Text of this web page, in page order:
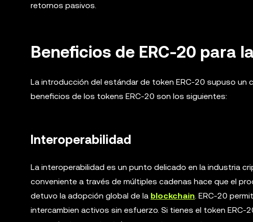
retornos pasivos.
Beneficios de ERC-20 para
La introducción del estándar de token ERC-20 supuso un
beneficios de los tokens ERC-20 son los siguientes:
Interoperabilidad
La interoperabilidad es un punto delicado en la industria
conveniente a través de múltiples cadenas hace que el
detuvo la adopción global de la blockchain. ERC-20
intercambien activos sin esfuerzo. Si tienes el token